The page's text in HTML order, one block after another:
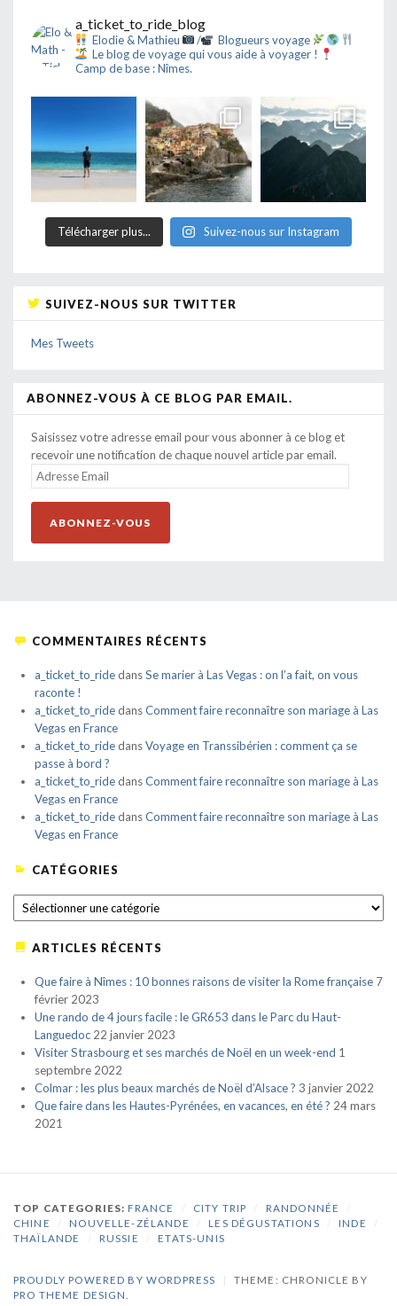
a_ticket_to_ride_blog
Elodie & Mathieu /
Blogueurs voyage
Le blog de voyage qui vous aide à voyager !
Camp de base : Nîmes.
Télécharger plus... Suivez-nous sur Instagram
SUIVEZ-NOUS SUR TWITTER
Mes Tweets
ABONNEZ-VOUS À CE BLOG PAR EMAIL.
Saisissez votre adresse email pour vous abonner à ce blog et
recevoir une notification de chaque nouvel article par email.
ADRESSE
EMAIL
ABONNEZ-VOUS
COMMENTAIRES RÉCENTS
a_ticket_to_ridedansSe marier à Las Vegas : on l’a fait, on vous
raconte !
a_ticket_to_ridedansComment faire reconnaître son mariage à Las
Vegas en France
a_ticket_to_ridedansVoyage en Transsibérien : comment ça se
passe à bord ?
a_ticket_to_ridedansComment faire reconnaître son mariage à Las
Vegas en France
a_ticket_to_ridedansComment faire reconnaître son mariage à Las
Vegas en France
CATÉGORIES
CATÉGORIES
ARTICLES RÉCENTS
Que faire à Nîmes : 10 bonnes raisons de visiter la Rome française 7
février 2023
Une rando de 4 jours facile : le GR653 dans le Parc du Haut-
Languedoc 22 janvier 2023
Visiter Strasbourg et ses marchés de Noël en un week-end 1
septembre 2022
Colmar : les plus beaux marchés de Noël d’Alsace ? 3 janvier 2022
Que faire dans les Hautes-Pyrénées, en vacances, en été ? 24 mars
2021
TOP CATEGORIES:FRANCE CITY TRIP RANDONNÉE
CHINE
NOUVELLE-ZÉLANDE LES DÉGUSTATIONS INDE
THAÏLANDE
RUSSIE ETATS-UNIS
PROUDLY POWERED BY WORDPRESS
THEME: CHRONICLE BY
PRO THEME DESIGN